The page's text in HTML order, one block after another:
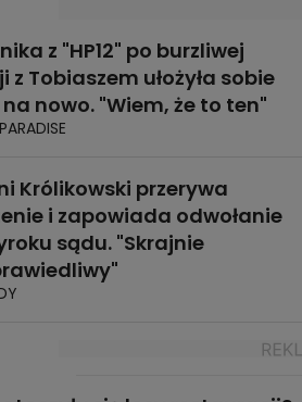
z "HP12" po burzliwej
z Tobiaszem ułożyła sobie
nowo. "Wiem, że to ten"
Królikowski przerywa
i zapowiada odwołanie
sądu. "Skrajnie